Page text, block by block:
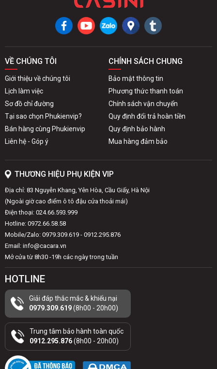
VỀ CHÚNG TÔI
Giới thiệu về chúng tôi
Lịch làm việc
Sơ đồ chỉ đường
Tại sao chọn Phukienvip?
Bán hàng cùng Phukienvip
Liên hệ - Góp ý
CHÍNH SÁCH CHUNG
Bảo mật thông tin
Phương thức thanh toán
Chính sách vận chuyển
Quy định đổi trả hoàn tiền
Quy định bảo hành
Mua hàng đảm bảo
THƯƠNG HIỆU PHỤ KIỆN VIP
Địa chỉ: 83 Nguyễn Khang, Yên Hòa, Cầu Giấy, Hà Nội
(Ngoài giờ cao điểm ô tô đậu cửa thoải mái)
Điện thoại: 024.66.593.999
Hotline: 0972.66.58.58
Mobile/Zalo: 0979.309.619 - 0912.295.876
Email: info@cacara.vn
Mở cửa từ 8h30 -19h các ngày trong tuần
HOTLINE
Giải đáp thắc mắc & khiếu nại
0979.309.619(8h00 - 20h00)
Trung tâm bảo hành toàn quốc
0912.295.876(8h00 - 20h00)